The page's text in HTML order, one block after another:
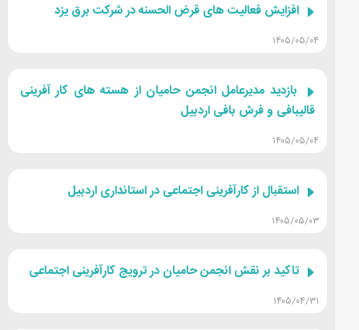
افزایش فعالیت های قرض الحسنه در شرکت برق یزد
۱۴۰۵/۰۵/۰۴
بازدید مدیرعامل انجمن حامیان از هسته های کار آفرینی
قالیبافی و فرش بافی اردبیل
۱۴۰۵/۰۵/۰۴
استقبال از کارآفرینی اجتماعی در استانداری اردبیل
۱۴۰۵/۰۵/۰۳
تاکید بر نقش انجمن حامیان در ترویج کارآفرینی اجتماعی
۱۴۰۵/۰۴/۳۱